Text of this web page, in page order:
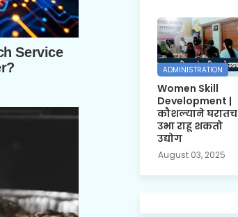
ADMINISTRATION
Women Skill
Development |
कौशल्याने घरातच
उभा राहू शकतो
उद्योग
August 03, 2025